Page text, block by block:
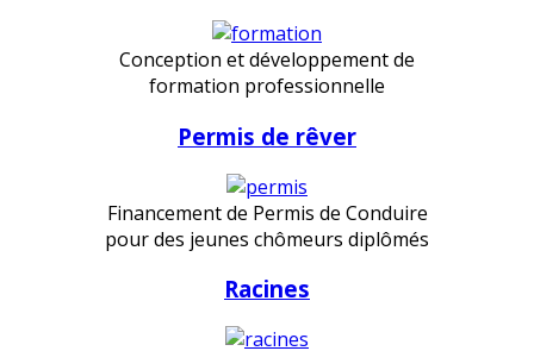
Conception et développement de
formation professionnelle
Permis de rêver
Financement de Permis de Conduire
pour des jeunes chômeurs diplômés
Racines